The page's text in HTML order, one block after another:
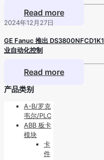
Read more
2024年12月27日
GE Fanuc 推出
业自动化控制
Read more
产品类别
A-B/罗克
韦尔/PLC
ABB 板卡
模块
卡
件